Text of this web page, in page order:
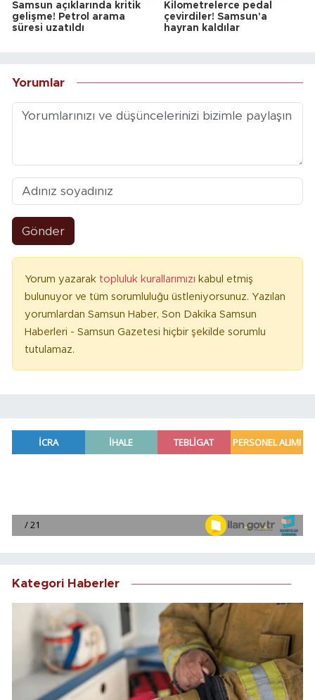
Samsun açıklarında kritik
gelişme! Petrol arama
süresi uzatıldı
Kilometrelerce pedal
çevirdiler! Samsun'a
hayran kaldılar
Yorumlar
Gönder
Yorum yazarak topluluk kurallarımızı kabul etmiş
bulunuyor ve tüm sorumluluğu üstleniyorsunuz. Yazılan
yorumlardan Samsun Haber, Son Dakika Samsun
Haberleri - Samsun Gazetesi hiçbir şekilde sorumlu
tutulamaz.
Kategori Haberler